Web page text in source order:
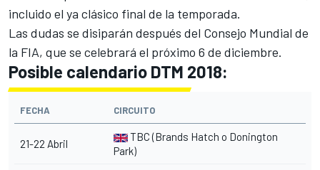
incluido el ya clásico final de la temporada.
Las dudas se disiparán después del Consejo Mundial de
la FIA, que se celebrará el próximo 6 de diciembre.
Posible calendario DTM 2018:
FECHA CIRCUITO
21-22 Abril
TBC (Brands Hatch o Donington
Park)